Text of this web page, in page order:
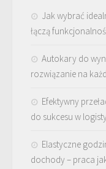
Jak wybrać
łączą
Autokary do
rozwiązanie na
Efektywny
do sukcesu w
Elastyczne
dochody – praca